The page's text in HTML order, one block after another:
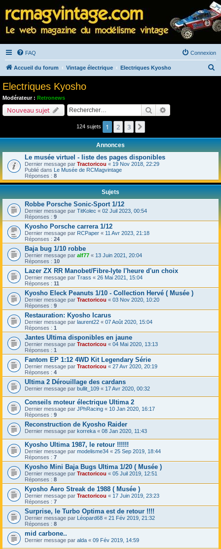
FAQ Connexion
Accueil du forum Vintage électrique Electriques Kyosho
c
Electriques Kyosho
Modérateur : Retronews
Nouveau sujet Rechercher
124 sujets 1 2 3
Annonces
Le musée virtuel - liste des pages disponibles
Dernier message par Tractoricou « 19 Nov 2018, 22:29
Publié dans Le Musée de RCMagvintage
Réponses : 8
Sujets
Robbe Porsche Sonic-Sport 1/12
Dernier message par TitKolec « 02 Juil 2023, 00:54
Réponses : 9
Kyosho Porsche carrera 1/12
Dernier message par RCPaper « 11 Avr 2023, 21:18
Réponses : 24
Baja bug 1/10 robbe
Dernier message par alf77 « 13 Juin 2021, 20:04
Réponses : 10
Lazer ZX RR Manobet/Fibre-lyte l'heure d'un choix
Dernier message par Trass « 26 Mai 2021, 15:04
Réponses : 11
Kyosho Eleck Peanuts 1/10 - Collection Hervé ( Musée )
Dernier message par Tractoricou « 03 Nov 2020, 10:20
Réponses : 9
Restauration: Kyosho Icarus
Dernier message par laurent22 « 07 Août 2020, 15:04
Réponses : 1
Jantes Ultima disponibles en jaune
Dernier message par Tractoricou « 04 Mai 2020, 13:13
Réponses : 1
Fantom EP 1:12 4WD Kit Legendary Série
Dernier message par Tractoricou « 27 Avr 2020, 20:19
Réponses : 4
Ultima 2 Dérouillage des cardans
Dernier message par bullit_109 « 17 Avr 2020, 00:32
Conseils moteur électrique Ultima 2
Dernier message par JPhRacing « 10 Jan 2020, 16:17
Réponses : 9
Reconstruction de Kyosho Raider
Dernier message par korreka « 08 Jan 2020, 11:43
Kyosho Ultima 1987, le retour !!!!!!
Dernier message par modelisme34 « 25 Sep 2019, 18:44
Réponses : 7
Kyosho Mini Baja Bugs Ultima 1/20 ( Musée )
Dernier message par Tractoricou « 05 Juil 2019, 12:51
Réponses : 8
Kyosho Aero Streak de 1988 ( Musée )
Dernier message par Tractoricou « 17 Juin 2019, 23:23
Réponses : 7
Surprise, le Turbo Optima est de retour !!!!
Dernier message par Léopard68 « 21 Fév 2019, 21:32
Réponses : 8
mid carbone..
Dernier message par alda « 09 Fév 2019, 14:59